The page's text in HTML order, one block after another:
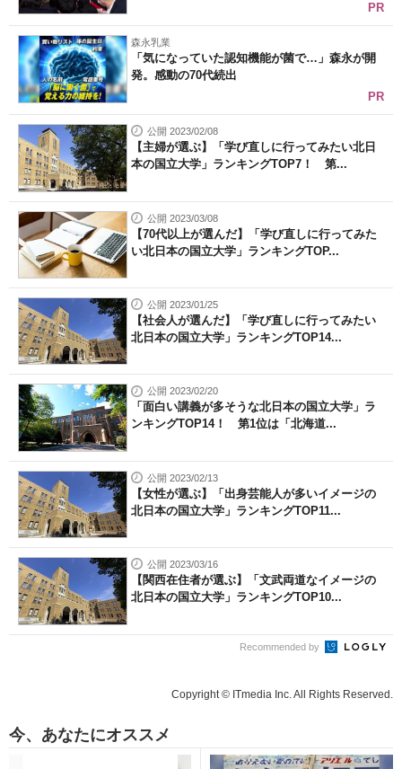
PR
森永乳業
「気になっていた認知機能が菌で…」森永が開
発。感動の70代続出
PR
公開 2023/02/08
【主婦が選ぶ】「学び直しに行ってみたい北日
本の国立大学」ランキングTOP7！ 第...
公開 2023/03/08
【70代以上が選んだ】「学び直しに行ってみた
い北日本の国立大学」ランキングTOP...
公開 2023/01/25
【社会人が選んだ】「学び直しに行ってみたい
北日本の国立大学」ランキングTOP14...
公開 2023/02/20
「面白い講義が多そうな北日本の国立大学」ラ
ンキングTOP14！ 第1位は「北海道...
公開 2023/02/13
【女性が選ぶ】「出身芸能人が多いイメージの
北日本の国立大学」ランキングTOP11...
公開 2023/03/16
【関西在住者が選ぶ】「文武両道なイメージの
北日本の国立大学」ランキングTOP10...
Recommended by
Copyright © ITmedia Inc. All Rights Reserved.
今、あなたにオススメ